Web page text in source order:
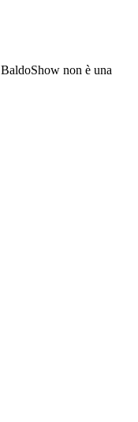
BaldoShow non è una